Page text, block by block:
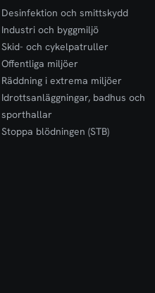
Desinfektion och smittskydd
Industri och byggmiljö
Skid- och cykelpatruller
Offentliga miljöer
Räddning i extrema miljöer
Idrottsanläggningar, badhus och
sporthallar
Stoppa blödningen (STB)